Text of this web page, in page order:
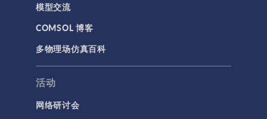
API
代理模型
仿真 App
基于方程建模
模型交流
COMSOL 博客
多物理场仿真百科
活动
网络研讨会